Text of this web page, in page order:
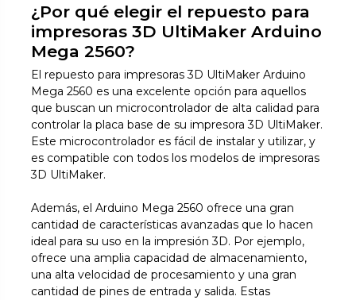
¿Por qué elegir el repuesto para
impresoras 3D UltiMaker Arduino
Mega 2560?
El repuesto para impresoras 3D UltiMaker Arduino
Mega 2560 es una excelente opción para aquellos
que buscan un microcontrolador de alta calidad para
controlar la placa base de su impresora 3D UltiMaker.
Este microcontrolador es fácil de instalar y utilizar, y
es compatible con todos los modelos de impresoras
3D UltiMaker.
Además, el Arduino Mega 2560 ofrece una gran
cantidad de características avanzadas que lo hacen
ideal para su uso en la impresión 3D. Por ejemplo,
ofrece una amplia capacidad de almacenamiento,
una alta velocidad de procesamiento y una gran
cantidad de pines de entrada y salida. Estas